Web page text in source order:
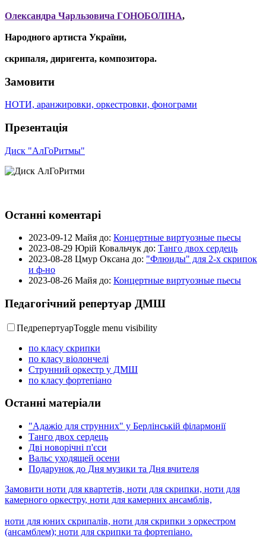
Олександра Чарльзовича ГОНОБОЛІНА,
Народного артиста України,
скрипаля, диригента, композитора.
Замовити
НОТИ, аранжировки, оркестровки, фонограми
Презентація
Диск "АлГоРитмы"
Останні коментарі
2023-09-12 Майя до: Концертные виртуозные пьесы
2023-08-29 Юрій Ковальчук до: Танго двох сердець
2023-08-28 Цмур Оксана до: "Флюиды" для 2-х скрипок
и ф-но
2023-08-26 Майя до: Концертные виртуозные пьесы
Педагогічний репертуар ДМШ
ПедрепертуарToggle menu visibility
по класу скрипки
по класу віолончелі
Струнний оркестр у ДМШ
по класу фортепіано
Останні матеріали
"Адажіо для струнних" у Берлінській філармонії
Танго двох сердець
Дві новорічні п'єси
Вальс уходящей осени
Подарунок до Дня музики та Дня вчителя
Замовити ноти для квартетів, ноти для скрипки, ноти для
камерного оркестру, ноти для камерних ансамблів,
ноти для юних скрипалів, ноти для скрипки з оркестром
(ансамблем); ноти для скрипки та фортепіано.